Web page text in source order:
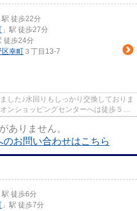
駅 徒歩22分
」駅 徒歩27分
徒歩24分
区幸町 ３丁目13-7
した♪水回りもしっかり交換しておりま
ンショッピングセンターへは徒歩５分
ありません。
お問い合わせはこちら
駅 徒歩6分
」駅 徒歩7分